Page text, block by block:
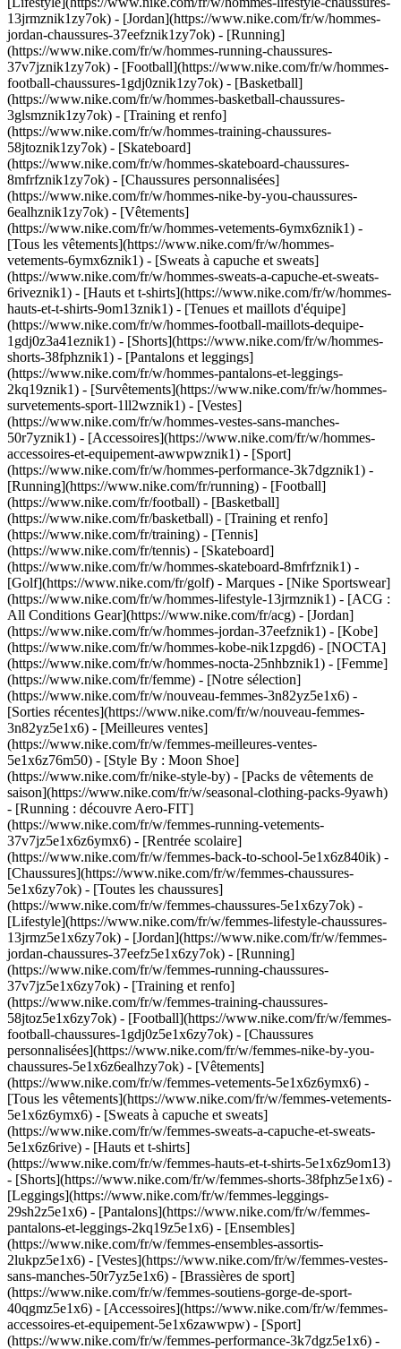
13jrmznik1zy7ok) - [Jordan](https://www.nike.com/fr/w/hommes-
jordan-chaussures-37eefznik1zy7ok) - [Running]
(https://www.nike.com/fr/w/hommes-running-chaussures-
37v7jznik1zy7ok) - [Football](https://www.nike.com/fr/w/hommes-
football-chaussures-1gdj0znik1zy7ok) - [Basketball]
(https://www.nike.com/fr/w/hommes-basketball-chaussures-
3glsmznik1zy7ok) - [Training et renfo]
(https://www.nike.com/fr/w/hommes-training-chaussures-
58jtoznik1zy7ok) - [Skateboard]
(https://www.nike.com/fr/w/hommes-skateboard-chaussures-
8mfrfznik1zy7ok) - [Chaussures personnalisées]
(https://www.nike.com/fr/w/hommes-nike-by-you-chaussures-
6ealhznik1zy7ok) - [Vêtements]
(https://www.nike.com/fr/w/hommes-vetements-6ymx6znik1) -
[Tous les vêtements](https://www.nike.com/fr/w/hommes-
vetements-6ymx6znik1) - [Sweats à capuche et sweats]
(https://www.nike.com/fr/w/hommes-sweats-a-capuche-et-sweats-
6riveznik1) - [Hauts et t-shirts](https://www.nike.com/fr/w/hommes-
hauts-et-t-shirts-9om13znik1) - [Tenues et maillots d'équipe]
(https://www.nike.com/fr/w/hommes-football-maillots-dequipe-
1gdj0z3a41eznik1) - [Shorts](https://www.nike.com/fr/w/hommes-
shorts-38fphznik1) - [Pantalons et leggings]
(https://www.nike.com/fr/w/hommes-pantalons-et-leggings-
2kq19znik1) - [Survêtements](https://www.nike.com/fr/w/hommes-
survetements-sport-1ll2wznik1) - [Vestes]
(https://www.nike.com/fr/w/hommes-vestes-sans-manches-
50r7yznik1) - [Accessoires](https://www.nike.com/fr/w/hommes-
accessoires-et-equipement-awwpwznik1) - [Sport]
(https://www.nike.com/fr/w/hommes-performance-3k7dgznik1) -
[Running](https://www.nike.com/fr/running) - [Football]
(https://www.nike.com/fr/football) - [Basketball]
(https://www.nike.com/fr/basketball) - [Training et renfo]
(https://www.nike.com/fr/training) - [Tennis]
(https://www.nike.com/fr/tennis) - [Skateboard]
(https://www.nike.com/fr/w/hommes-skateboard-8mfrfznik1) -
[Golf](https://www.nike.com/fr/golf) - Marques - [Nike Sportswear]
(https://www.nike.com/fr/w/hommes-lifestyle-13jrmznik1) - [ACG :
All Conditions Gear](https://www.nike.com/fr/acg) - [Jordan]
(https://www.nike.com/fr/w/hommes-jordan-37eefznik1) - [Kobe]
(https://www.nike.com/fr/w/hommes-kobe-nik1zpgd6) - [NOCTA]
(https://www.nike.com/fr/w/hommes-nocta-25nhbznik1) - [Femme]
(https://www.nike.com/fr/femme) - [Notre sélection]
(https://www.nike.com/fr/w/nouveau-femmes-3n82yz5e1x6) -
[Sorties récentes](https://www.nike.com/fr/w/nouveau-femmes-
3n82yz5e1x6) - [Meilleures ventes]
(https://www.nike.com/fr/w/femmes-meilleures-ventes-
5e1x6z76m50) - [Style By : Moon Shoe]
(https://www.nike.com/fr/nike-style-by) - [Packs de vêtements de
saison](https://www.nike.com/fr/w/seasonal-clothing-packs-9yawh)
- [Running : découvre Aero-FIT]
(https://www.nike.com/fr/w/femmes-running-vetements-
37v7jz5e1x6z6ymx6) - [Rentrée scolaire]
(https://www.nike.com/fr/w/femmes-back-to-school-5e1x6z840ik) -
[Chaussures](https://www.nike.com/fr/w/femmes-chaussures-
5e1x6zy7ok) - [Toutes les chaussures]
(https://www.nike.com/fr/w/femmes-chaussures-5e1x6zy7ok) -
[Lifestyle](https://www.nike.com/fr/w/femmes-lifestyle-chaussures-
13jrmz5e1x6zy7ok) - [Jordan](https://www.nike.com/fr/w/femmes-
jordan-chaussures-37eefz5e1x6zy7ok) - [Running]
(https://www.nike.com/fr/w/femmes-running-chaussures-
37v7jz5e1x6zy7ok) - [Training et renfo]
(https://www.nike.com/fr/w/femmes-training-chaussures-
58jtoz5e1x6zy7ok) - [Football](https://www.nike.com/fr/w/femmes-
football-chaussures-1gdj0z5e1x6zy7ok) - [Chaussures
personnalisées](https://www.nike.com/fr/w/femmes-nike-by-you-
chaussures-5e1x6z6ealhzy7ok) - [Vêtements]
(https://www.nike.com/fr/w/femmes-vetements-5e1x6z6ymx6) -
[Tous les vêtements](https://www.nike.com/fr/w/femmes-vetements-
5e1x6z6ymx6) - [Sweats à capuche et sweats]
(https://www.nike.com/fr/w/femmes-sweats-a-capuche-et-sweats-
5e1x6z6rive) - [Hauts et t-shirts]
(https://www.nike.com/fr/w/femmes-hauts-et-t-shirts-5e1x6z9om13)
- [Shorts](https://www.nike.com/fr/w/femmes-shorts-38fphz5e1x6) -
[Leggings](https://www.nike.com/fr/w/femmes-leggings-
29sh2z5e1x6) - [Pantalons](https://www.nike.com/fr/w/femmes-
pantalons-et-leggings-2kq19z5e1x6) - [Ensembles]
(https://www.nike.com/fr/w/femmes-ensembles-assortis-
2lukpz5e1x6) - [Vestes](https://www.nike.com/fr/w/femmes-vestes-
sans-manches-50r7yz5e1x6) - [Brassières de sport]
(https://www.nike.com/fr/w/femmes-soutiens-gorge-de-sport-
40qgmz5e1x6) - [Accessoires](https://www.nike.com/fr/w/femmes-
accessoires-et-equipement-5e1x6zawwpw) - [Sport]
(https://www.nike.com/fr/w/femmes-performance-3k7dgz5e1x6) -